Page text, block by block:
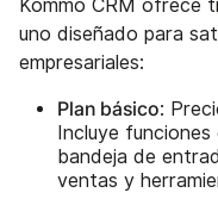
Kommo CRM ofrece
uno diseñado para
empresariales:
Plan básico:
Incluye funciones
bandeja de
ventas y